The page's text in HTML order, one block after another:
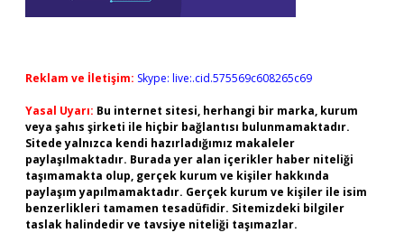
Reklam ve İletişim: Skype: live:.cid.575569c608265c69
Yasal Uyarı: Bu internet sitesi, herhangi bir marka, kurum
veya şahıs şirketi ile hiçbir bağlantısı bulunmamaktadır.
Sitede yalnızca kendi hazırladığımız makaleler
paylaşılmaktadır. Burada yer alan içerikler haber niteliği
taşımamakta olup, gerçek kurum ve kişiler hakkında
paylaşım yapılmamaktadır. Gerçek kurum ve kişiler ile isim
benzerlikleri tamamen tesadüfidir. Sitemizdeki bilgiler
taslak halindedir ve tavsiye niteliği taşımazlar.